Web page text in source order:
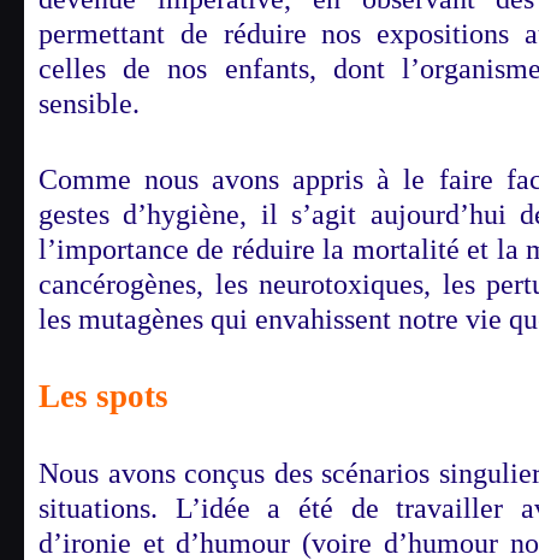
permettant de réduire nos expositions
celles de nos enfants, dont
sensible.
Comme nous avons appris à le faire
gestes d’hygiène, il s’agit aujourd’hui
l’importance de réduire la mortalité et la
cancérogènes, les neurotoxiques, les
les mutagènes qui envahissent notre vie
Les spots
Nous avons conçus des scénarios
situations. L’idée a été de travailler
d’ironie et d’humour (voire d’humour